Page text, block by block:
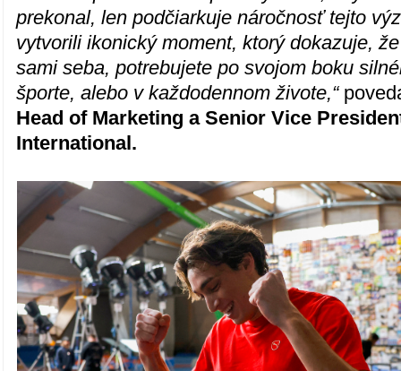
prekonal, len podčiarkuje náročnosť tejto
vytvorili ikonický moment, ktorý dokazuje,
sami seba, potrebujete po svojom boku
športe, alebo v každodennom živote,“
Head of Marketing a Senior Vice
International.